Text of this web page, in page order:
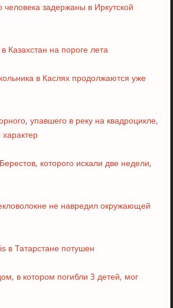
задержаны в Иркутской
Казахстан на пороге лета
в Каслях продолжаются уже
упавшего в реку на квадроцикле,
которого искали две недели,
не навредил окружающей
в Татарстане потушен
в котором погибли 3 детей, мог